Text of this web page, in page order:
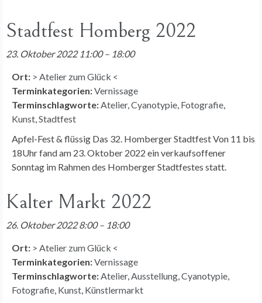
Stadtfest Homberg 2022
23. Oktober 2022 11:00– 18:00
Ort: > Atelier zum Glück <
Terminkategorien:Vernissage
Terminschlagworte:Atelier,Cyanotypie, Fotografie,
Kunst,Stadtfest
Apfel-Fest & flüssig Das 32. Homberger Stadtfest Von 11 bis
18Uhr fand am 23. Oktober 2022 ein verkaufsoffener
Sonntag im Rahmen des Homberger Stadtfestes statt.
Kalter Markt 2022
26. Oktober 2022 8:00– 18:00
Ort: > Atelier zum Glück <
Terminkategorien:Vernissage
Terminschlagworte:Atelier,Ausstellung,Cyanotypie,
Fotografie, Kunst, Künstlermarkt